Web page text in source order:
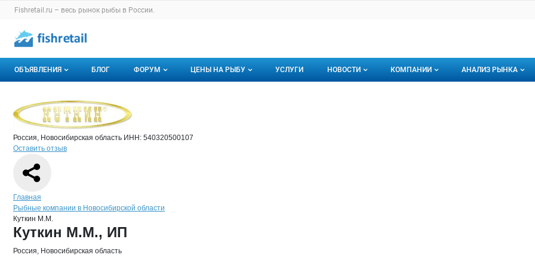
Раздел навигации по сайту fishretail.ru
Fishretail.ru – весь рынок рыбы в России.
Авторизация и меню пользователя
Навигация по разделам сайта fishretail.ru
ОБЪЯВЛЕНИЯ
Горячее предложение
Мои объявления
БЛОГ ФОРУМ ЦЕНЫ НА РЫБУ УСЛУГИ НОВОСТИ КОМПАНИИ АНАЛИЗ РЫНКА
Страница компании
Страница компанииКуткин М.М., ИП
Краткая информация о компании
Россия, Новосибирская область ИНН: 540320500107
Оставить отзыв
Навигация по сайту
Главная
Рыбные компании в Новосибирской области
Куткин М.М.
Основная информация о компании
Куткин М.М., ИП
Россия, Новосибирская область